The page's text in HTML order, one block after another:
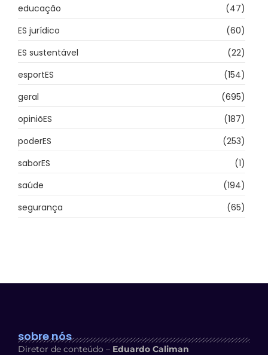
educação
(47)
ES jurídico
(60)
ES sustentável
(22)
esportES
(154)
geral
(695)
opiniõES
(187)
poderES
(253)
saborES
(1)
saúde
(194)
segurança
(65)
sobre nós
Diretor de conteúdo – Eduardo Caliman